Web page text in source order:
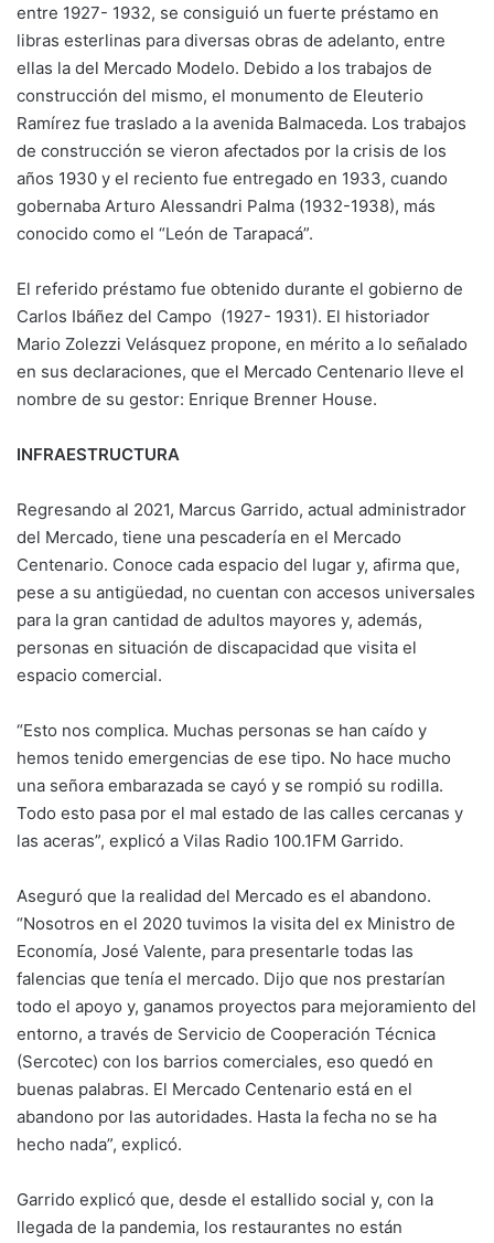
entre 1927- 1932, se consiguió un fuerte préstamo en
libras esterlinas para diversas obras de adelanto, entre
ellas la del Mercado Modelo. Debido a los trabajos de
construcción del mismo, el monumento de Eleuterio
Ramírez fue traslado a la avenida Balmaceda. Los trabajos
de construcción se vieron afectados por la crisis de los
años 1930 y el reciento fue entregado en 1933, cuando
gobernaba Arturo Alessandri Palma (1932-1938), más
conocido como el “León de Tarapacá”.
El referido préstamo fue obtenido durante el gobierno de
Carlos Ibáñez del Campo (1927- 1931). El historiador
Mario Zolezzi Velásquez propone, en mérito a lo señalado
en sus declaraciones, que el Mercado Centenario lleve el
nombre de su gestor: Enrique Brenner House.
INFRAESTRUCTURA
Regresando al 2021, Marcus Garrido, actual administrador
del Mercado, tiene una pescadería en el Mercado
Centenario. Conoce cada espacio del lugar y, afirma que,
pese a su antigüedad, no cuentan con accesos universales
para la gran cantidad de adultos mayores y, además,
personas en situación de discapacidad que visita el
espacio comercial.
“Esto nos complica. Muchas personas se han caído y
hemos tenido emergencias de ese tipo. No hace mucho
una señora embarazada se cayó y se rompió su rodilla.
Todo esto pasa por el mal estado de las calles cercanas y
las aceras”, explicó a Vilas Radio 100.1FM Garrido.
Aseguró que la realidad del Mercado es el abandono.
“Nosotros en el 2020 tuvimos la visita del ex Ministro de
Economía, José Valente, para presentarle todas las
falencias que tenía el mercado. Dijo que nos prestarían
todo el apoyo y, ganamos proyectos para mejoramiento del
entorno, a través de Servicio de Cooperación Técnica
(Sercotec) con los barrios comerciales, eso quedó en
buenas palabras. El Mercado Centenario está en el
abandono por las autoridades. Hasta la fecha no se ha
hecho nada”, explicó.
Garrido explicó que, desde el estallido social y, con la
llegada de la pandemia, los restaurantes no están